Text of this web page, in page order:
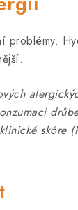
problémy.
skóre